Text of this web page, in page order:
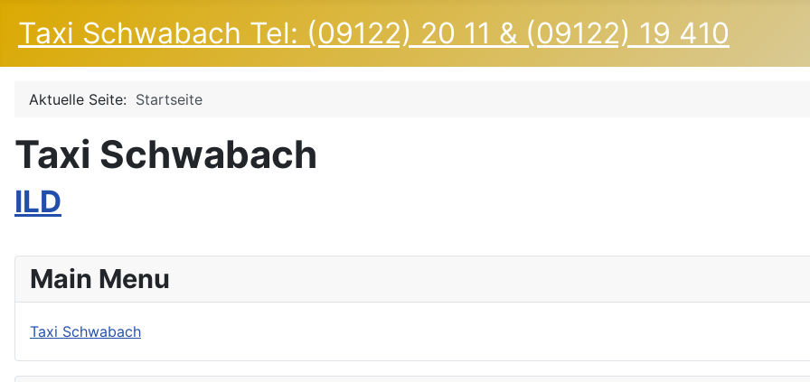
Taxi Schwabach Tel: (09122) 20 11 & (09122) 19 410
Aktuelle Seite: Startseite
Taxi Schwabach
ILD
Main Menu
Taxi Schwabach